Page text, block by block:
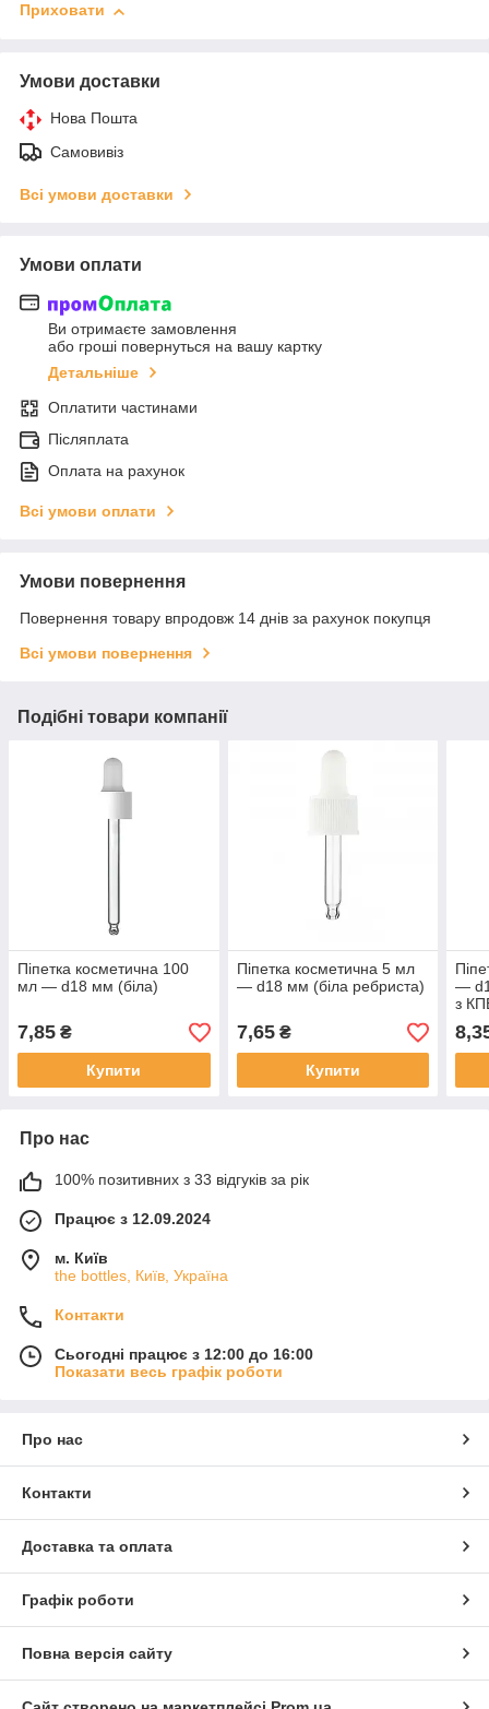
Приховати
Умови доставки
Нова Пошта
Самовивіз
Всі умови доставки
Умови оплати
Ви отримаєте замовлення
або гроші повернуться на вашу картку
Детальніше
Оплатити частинами
Післяплата
Оплата на рахунок
Всі умови оплати
Умови повернення
Повернення товару впродовж 14 днів за рахунок покупця
Всі умови повернення
Подібні товари компанії
Піпетка косметична 100
мл — d18 мм (біла)
7,85 ₴
Купити
Піпетка косметична 5 мл
— d18 мм (біла ребриста)
7,65₴
Купити
—
з
Про нас
100% позитивних з 33 відгуків за рік
Працює з 12.09.2024
м. Київ
the bottles, Київ, Україна
Контакти
Сьогодні працює з 12:00 до 16:00
Показати весь графік роботи
Про нас
Контакти
Доставка та оплата
Графік роботи
Повна версія сайту